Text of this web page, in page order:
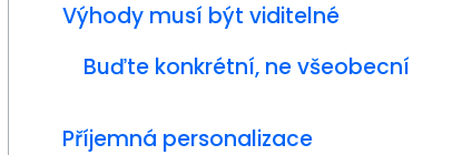
Výhody musí být viditelné
Buďte konkrétní, ne všeobecní
Příjemná personalizace